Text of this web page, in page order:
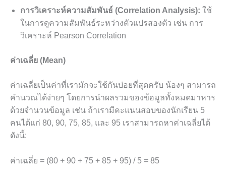
การวิเคราะห์ความสัมพันธ์ (Correlation Analysis): ใช้
ในการดูความสัมพันธ์ระหว่างตัวแปรสองตัว เช่น การ
วิเคราะห์ Pearson Correlation
ค่าเฉลี่ย (Mean)
ค่าเฉลี่ยเป็นค่าที่เรามักจะใช้กันบ่อยที่สุดครับ น้องๆ สามารถ
คำนวณได้ง่ายๆ โดยการนำผลรวมของข้อมูลทั้งหมดมาหาร
ด้วยจำนวนข้อมูล เช่น ถ้าเรามีคะแนนสอบของนักเรียน 5
คนได้แก่ 80, 90, 75, 85, และ 95 เราสามารถหาค่าเฉลี่ยได้
ดังนี้:
ค่าเฉลี่ย = (80 + 90 + 75 + 85 + 95) / 5 = 85